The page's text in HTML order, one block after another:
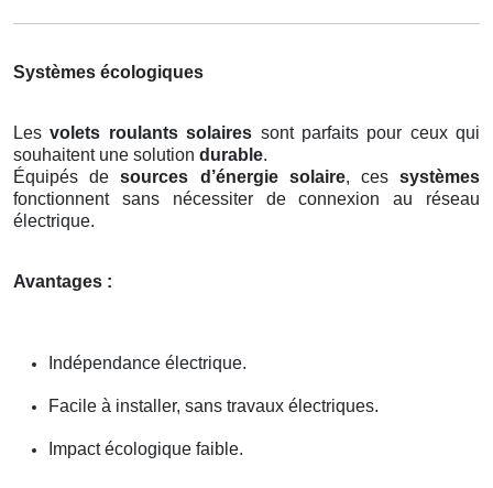
Systèmes écologiques
Lesvolets roulants solaires sont parfaits pour ceux qui
souhaitent une solution durable.
Équipés desources d’énergie solaire, cessystèmes
fonctionnent sans nécessiter de connexion au réseau
électrique.
Avantages :
Indépendance électrique.
Facile à installer, sans travaux électriques.
Impact écologique faible.